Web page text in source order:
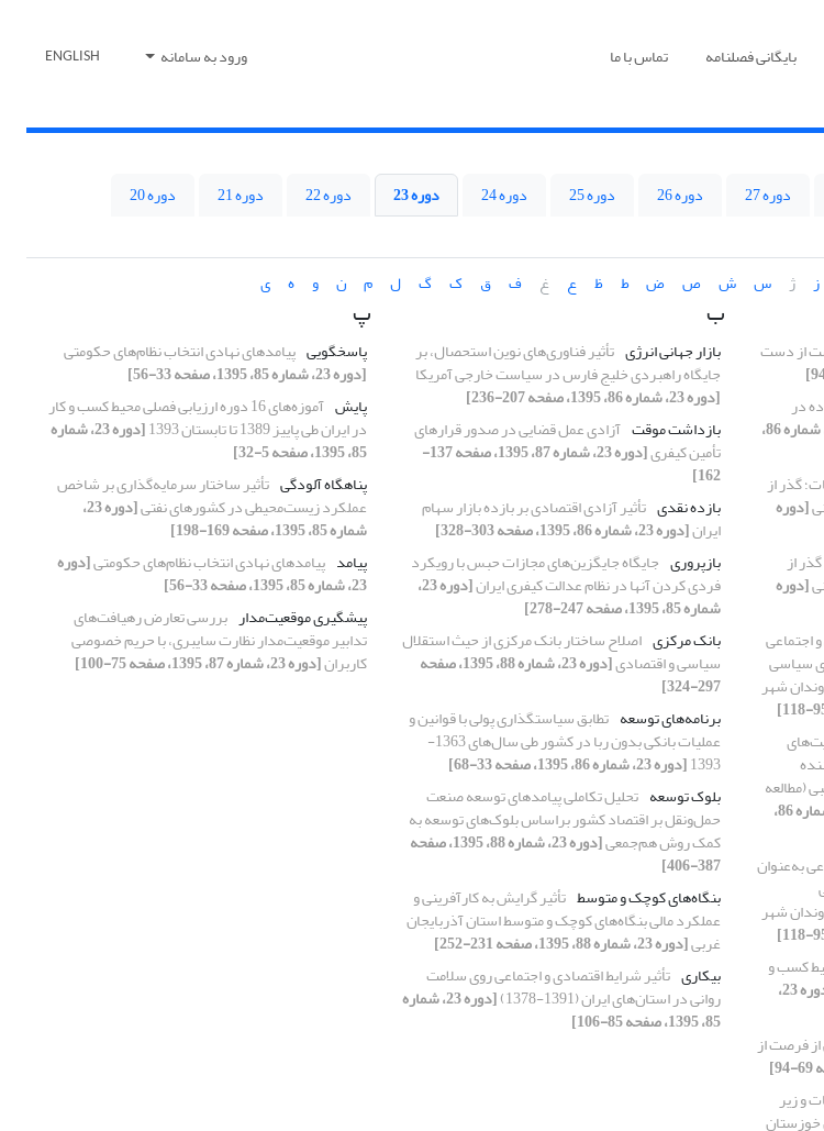
بایگانی فصلنامه تماس با ما ورود به سامانه ENGLISH
دوره 27 دوره 26 دوره 25 دوره 24 دوره 23 دوره 22 دوره 21
دوره 20
ز ژ س ش ص ض ط ظ ع غ ف ق ک گ ل م ن و ه ی
از دست
در
[دوره 23، شماره 86،
گذر از
[دوره
از
[دوره
اجتماعی
سیاسی
شهر
(مطالعه
[دوره 23، شماره 86،
به‌عنوان
شهر
محیط کسب و
[دوره 23،
فرصت از
و زیر
ب
بازار جهانی انرژی تأثیر فناوری‌های نوین استحصال، بر
جایگاه راهبردی خلیج فارس در سیاست خارجی آمریکا
[دوره 23، شماره 86، 1395، صفحه 207-236]
بازداشت موقت آزادی عمل قضایی در صدور قرارهای
تأمین کیفری [دوره 23، شماره 87، 1395، صفحه 137-
162]
بازده نقدی تأثیر آزادی اقتصادی بر بازده بازار سهام
ایران[دوره 23، شماره 86، 1395، صفحه 303-328]
بازپروری جایگاه جایگزین‌های مجازات حبس با رویکرد
فردی کردن آنها در نظام عدالت کیفری ایران [دوره 23،
شماره 85، 1395، صفحه 247-278]
بانک مرکزی اصلاح ساختار بانک مرکزی از حیث استقلال
سیاسی و اقتصادی [دوره 23، شماره 88، 1395، صفحه
297-324]
برنامه‌های توسعه تطابق سیاستگذاری پولی با قوانین و
عملیات بانکی بدون ربا در کشور طی سال‌های 1363-
1393[دوره 23، شماره 86، 1395، صفحه 33-68]
بلوک توسعه تحلیل تکاملی پیامدهای توسعه صنعت
حمل‌ونقل بر اقتصاد کشور بر‌اساس بلوک‌های توسعه به
کمک روش هم‌جمعی [دوره 23، شماره 88، 1395، صفحه
387-406]
بنگاه‌های کوچک و متوسط تأثیر گرایش به کارآفرینی و
عملکرد مالی بنگاه‌های کوچک و متوسط استان آذربایجان
غربی[دوره 23، شماره 88، 1395، صفحه 231-252]
بیکاری تأثیر شرایط اقتصادی و اجتماعی روی سلامت
روانی در استان‌های ایران (1391-1378) [دوره 23، شماره
85، 1395، صفحه 85-106]
پ
پاسخگویی پیامدهای نهادی انتخاب نظام‌های حکومتی
[دوره 23، شماره 85، 1395، صفحه 33-56]
پایش
آموزه‌های 16 دوره ارزیابی فصلی محیط کسب و کار
در ایران طی پاییز 1389 تا تابستان 1393 [دوره 23، شماره
85، 1395، صفحه 5-32]
پناهگاه آلودگی تأثیر ساختار سرمایه‌گذاری بر شاخص
عملکرد زیست‌محیطی در کشورهای نفتی [دوره 23،
شماره 85، 1395، صفحه 169-198]
پیامد پیامدهای نهادی انتخاب نظام‌های حکومتی[دوره
23، شماره 85، 1395، صفحه 33-56]
پیشگیری موقعیت‌مدار بررسی تعارض رهیافت‌های
تدابیر موقعیت‌مدار نظارت سایبری، با حریم خصوصی
کاربران[دوره 23، شماره 87، 1395، صفحه 75-100]